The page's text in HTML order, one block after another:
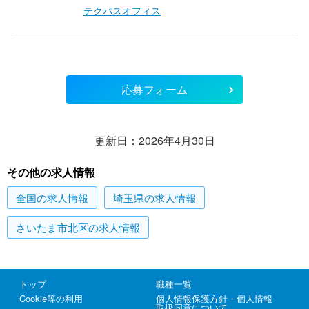
テクパスオフィス
応募フォーム
更新日：2026年4月30日
その他の求人情報
全国の求人情報 埼玉県の求人情報
さいたま市北区の求人情報
トップ
職種一覧
Cookie等の利用
個人情報保護方針・個人情報